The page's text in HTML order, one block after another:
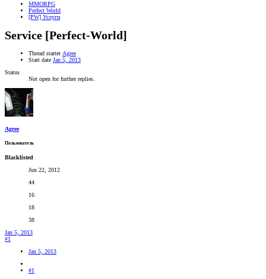
MMORPG
Perfect World
[PW] Услуги
Service [Perfect-World]
Thread starter Agree
Start date Jan 5, 2013
Status
Not open for further replies.
Agree
Пользователь
Blacklisted
Jun 22, 2012
44
16
18
38
Jan 5, 2013
#1
Jan 5, 2013
#1